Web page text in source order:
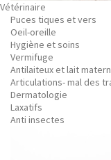
Vétérinaire
Puces tiques et vers
Oeil-oreille
Hygiène et soins
Vermifuge
Antilaiteux et lait
Articulations- mal des
Dermatologie
Laxatifs
Anti insectes